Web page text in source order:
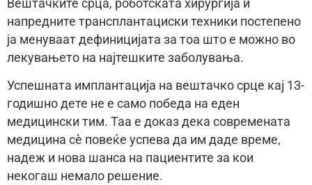
Вештачките срца, роботската хирургија и
напредните трансплантациски техники постепено
ја менуваат дефиницијата за тоа што е можно во
лекувањето на најтешките заболувања.
Успешната имплантација на вештачко срце кај 13-
годишно дете не е само победа на еден
медицински тим. Таа е доказ дека современата
медицина сè повеќе успева да им даде време,
надеж и нова шанса на пациентите за кои
некогаш немало решение.